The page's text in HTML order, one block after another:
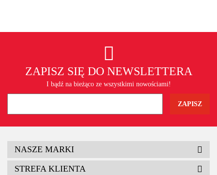
ZAPISZ SIĘ DO NEWSLETTERA
I bądź na bieżąco ze wszystkimi nowościami!
NASZE MARKI
STREFA KLIENTA